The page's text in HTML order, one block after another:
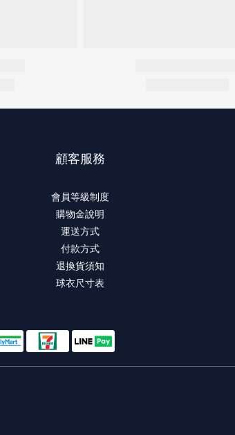
顧客服務
會員等級制度
購物金說明
運送方式
付款方式
退換貨須知
球衣尺寸表